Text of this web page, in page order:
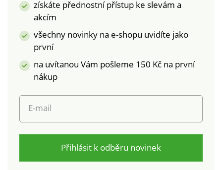
získáte přednostní přístup ke slevám a
akcím
všechny novinky na e-shopu uvidíte jako
první
na uvítanou Vám pošleme 150 Kč na první
nákup
E-mail
Přihlásit k odběru novinek